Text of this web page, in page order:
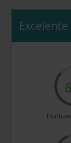
Excelente